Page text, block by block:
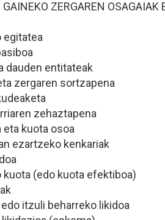
ZERGAREN OSAGAIAK
egitatea
dauden entitateak
zergaren sortzapena
zehaztapena
eta kuota osoa
ezartzeko kenkariak
kuota (edo kuota efektiboa)
itzuli beharreko likidoa